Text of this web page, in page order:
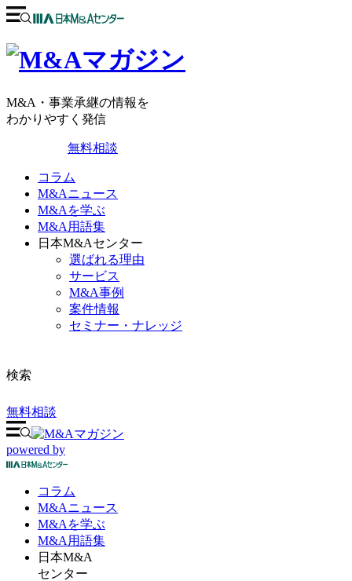
M&A・事業承継の情報を
わかりやすく発信
無料相談
コラム
M&Aニュース
M&Aを学ぶ
M&A用語集
日本M&Aセンター
選ばれる理由
サービス
M&A事例
案件情報
セミナー・ナレッジ
検索
無料相談
powered by
コラム
M&Aニュース
M&Aを学ぶ
M&A 用語集
日本M&A
センター